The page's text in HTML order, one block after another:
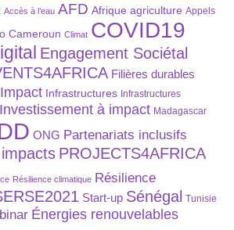
Accès à l’eau AFD Afrique agriculture Appels
Cameroun Climat COVID19
Engagement Sociétal
Filières durables
Impact Infrastructures Infrastructures
Investissement à impact Madagascar
ONG Partenariats inclusifs
PROJECTS4AFRICA
Résilience climatique Résilience
Start-up Sénégal Tunisie
Énergies renouvelables